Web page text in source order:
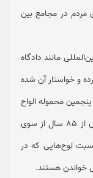
مردم در مجامع بین
مانند دادگاه
و خواستار آن شده
پنجمین محموله الواح
در قالب 3506 لوح بسته‌بندی شده، پس از بیش از 85 سال از سوی
لوح‌هایی که در
خواندن هستند.